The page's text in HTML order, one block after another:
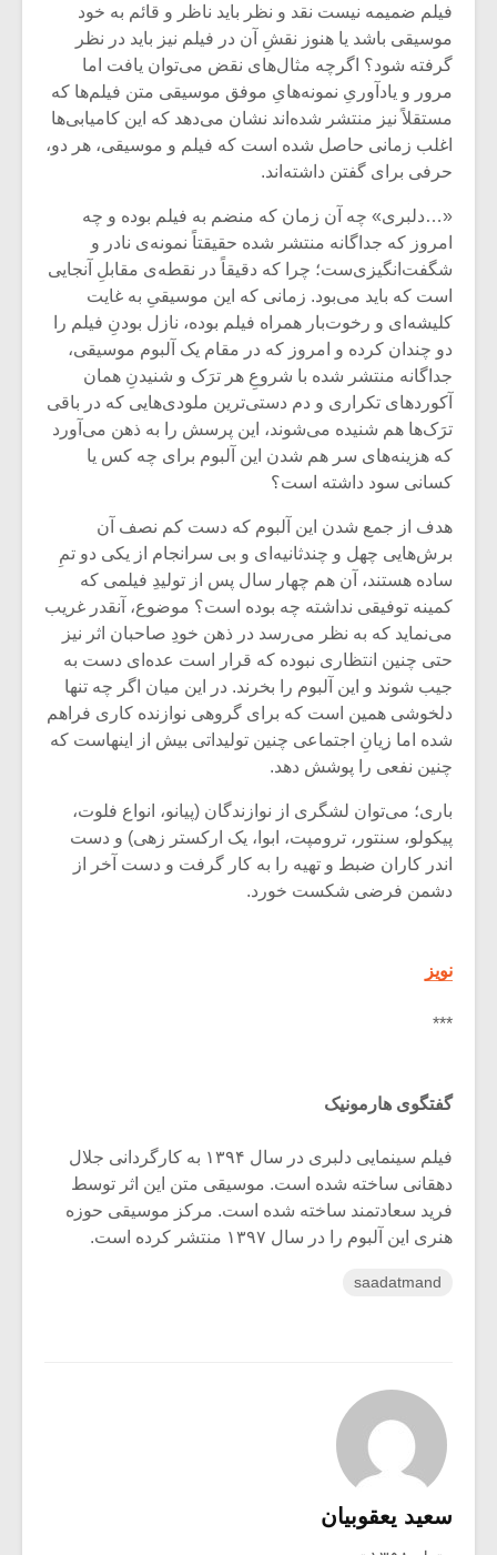
فیلم ضمیمه نیست نقد و نظر باید ناظر و قائم به خود
موسیقی باشد یا هنوز نقشِ آن در فیلم نیز باید در نظر
گرفته شود؟ اگرچه مثال‌های نقض می‌توان یافت اما
مرور و یادآوریِ نمونه‌هایِ موفق موسیقی متن فیلم‌ها که
مستقلاً نیز منتشر شده‌اند نشان می‌دهد که این کامیابی‌ها
اغلب زمانی حاصل شده است که فیلم و موسیقی، هر دو،
حرفی برای گفتن داشته‌اند.
«…دلبری» چه آن زمان که منضم به فیلم بوده و چه
امروز که جداگانه منتشر شده حقیقتاً نمونه‌ی نادر و
شگفت‌انگیزی‌ست؛ چرا که دقیقاً در نقطه‌ی مقابلِ آنجایی
ا‌ست که باید می‌بود. زمانی که این موسیقیِ به غایت
کلیشه‌ای و رخوت‌بار همراه فیلم بوده، نازل بودنِ فیلم را
دو چندان کرده و امروز که در مقام یک آلبوم موسیقی،
جداگانه منتشر شده با شروعِ هر ترَک و شنیدنِ همان‌
آکوردهای تکراری و دم دستی‌ترین ملودی‌هایی که در باقی
ترَک‌ها هم شنیده می‌شوند، این پرسش را به ذهن می‌آورد
که هزینه‌های سر هم شدن این آلبوم برای چه کس یا
کسانی سود داشته ‌است؟
هدف از جمع شدن این آلبوم که دست ‌کم نصف آن
برش‌هایی چهل و چندثانیه‌ای و بی ‌سرانجام از یکی دو تمِ
ساده هستند، آن ‌هم چهار سال پس از تولیدِ فیلمی که
کمینه توفیقی نداشته چه بوده ‌است؟ موضوع، آنقدر غریب
می‌نماید که به نظر می‌رسد در ذهن خودِ صاحبان اثر نیز
حتی چنین انتظاری نبوده که قرار است عده‌ای دست به
جیب شوند و این آلبوم را بخرند. در این میان اگر چه تنها
دلخوشی همین است که برای گروهی نوازنده کاری فراهم
شده اما زیانِ اجتماعی چنین تولیداتی بیش از اینهاست که
چنین نفعی را پوشش دهد.
باری؛ می‌توان لشگری از نوازندگان (پیانو، انواع فلوت،
پیکولو، سنتور، ترومپت، ابوا، یک ارکستر زهی) و دست
اندر کاران ضبط و تهیه را به کار گرفت و دست آخر از
دشمن فرضی شکست خورد.
نویز
***
گفتگوی هارمونیک
فیلم سینمایی دلبری در سال ۱۳۹۴ به کارگردانی جلال
دهقانی ساخته شده است. موسیقی متن این اثر توسط
فرید سعادتمند ساخته شده است. مرکز موسیقی حوزه
هنری این آلبوم را در سال ۱۳۹۷ منتشر کرده است.
saadatmand
سعید یعقوبیان
میکلوش روژا
یادداشتی بر موسیقی
متن فیلم «متری
شیش و نیم»
اگر نمی توانی
مشهورترین باشی،
بدنام ترین باش
موریس ژار
موسیقی
سکانسی